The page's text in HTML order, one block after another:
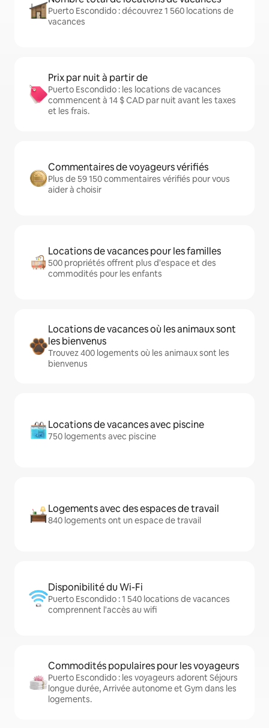
Puerto Escondido : découvrez 1 560 locations de
vacances
Prix par nuit à partir de
Puerto Escondido : les locations de vacances
commencent à 14 $ CAD par nuit avant les taxes
et les frais.
Commentaires de voyageurs vérifiés
Plus de 59 150 commentaires vérifiés pour vous
aider à choisir
Locations de vacances pour les familles
500 propriétés offrent plus d'espace et des
commodités pour les enfants
Locations de vacances où les animaux sont
les bienvenus
Trouvez 400 logements où les animaux sont les
bienvenus
Locations de vacances avec piscine
750 logements avec piscine
Logements avec des espaces de travail
840 logements ont un espace de travail
Disponibilité du Wi-Fi
Puerto Escondido : 1 540 locations de vacances
comprennent l'accès au wifi
Commodités populaires pour les voyageurs
Puerto Escondido : les voyageurs adorent Séjours
longue durée, Arrivée autonome et Gym dans les
logements.